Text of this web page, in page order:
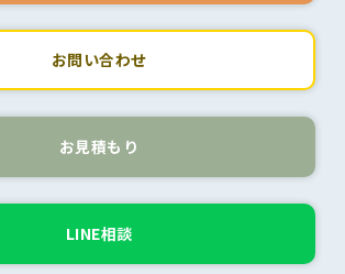
お問い合わせ
お見積もり
LINE相談